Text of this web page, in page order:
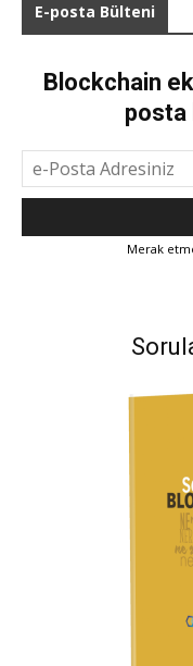
E-posta Bülteni
Blockchain
posta
Merak